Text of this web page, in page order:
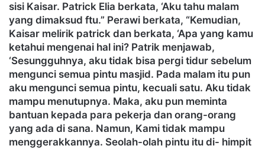
sisi Kaisar. Patrick Elia berkata, ‘Aku tahu malam
yang dimaksud ftu.” Perawi berkata, “Kemudian,
Kaisar melirik patrick dan berkata, ‘Apa yang kamu
ketahui mengenai hal ini? Patrik menjawab,
‘Sesungguhnya, aku tidak bisa pergi tidur sebelum
mengunci semua pintu masjid. Pada malam itu pun
aku mengunci semua pintu, kecuali satu. Aku tidak
mampu menutupnya. Maka, aku pun meminta
bantuan kepada para pekerja dan orang-orang
yang ada di sana. Namun, Kami tidak mampu
menggerakkannya. Seolah-olah pintu itu di- himpit